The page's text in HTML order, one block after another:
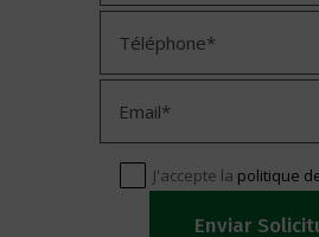
J'accepte la politique